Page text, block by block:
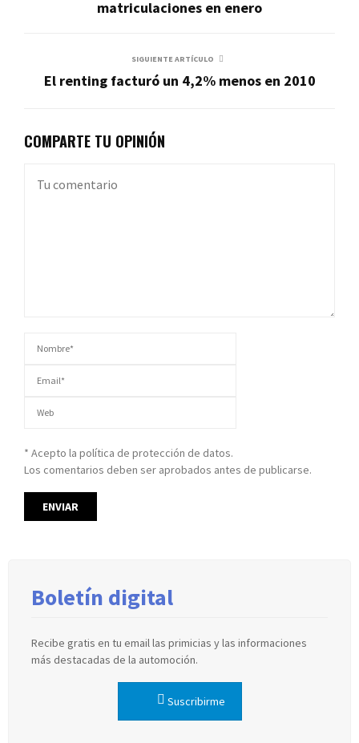
matriculaciones en enero
SIGUIENTE ARTÍCULO
El renting facturó un 4,2% menos en 2010
COMPARTE TU OPINIÓN
* Acepto la política de protección de datos.
Los comentarios deben ser aprobados antes de publicarse.
Boletín digital
Recibe gratis en tu email las primicias y las informaciones
más destacadas de la automoción.
Suscribirme